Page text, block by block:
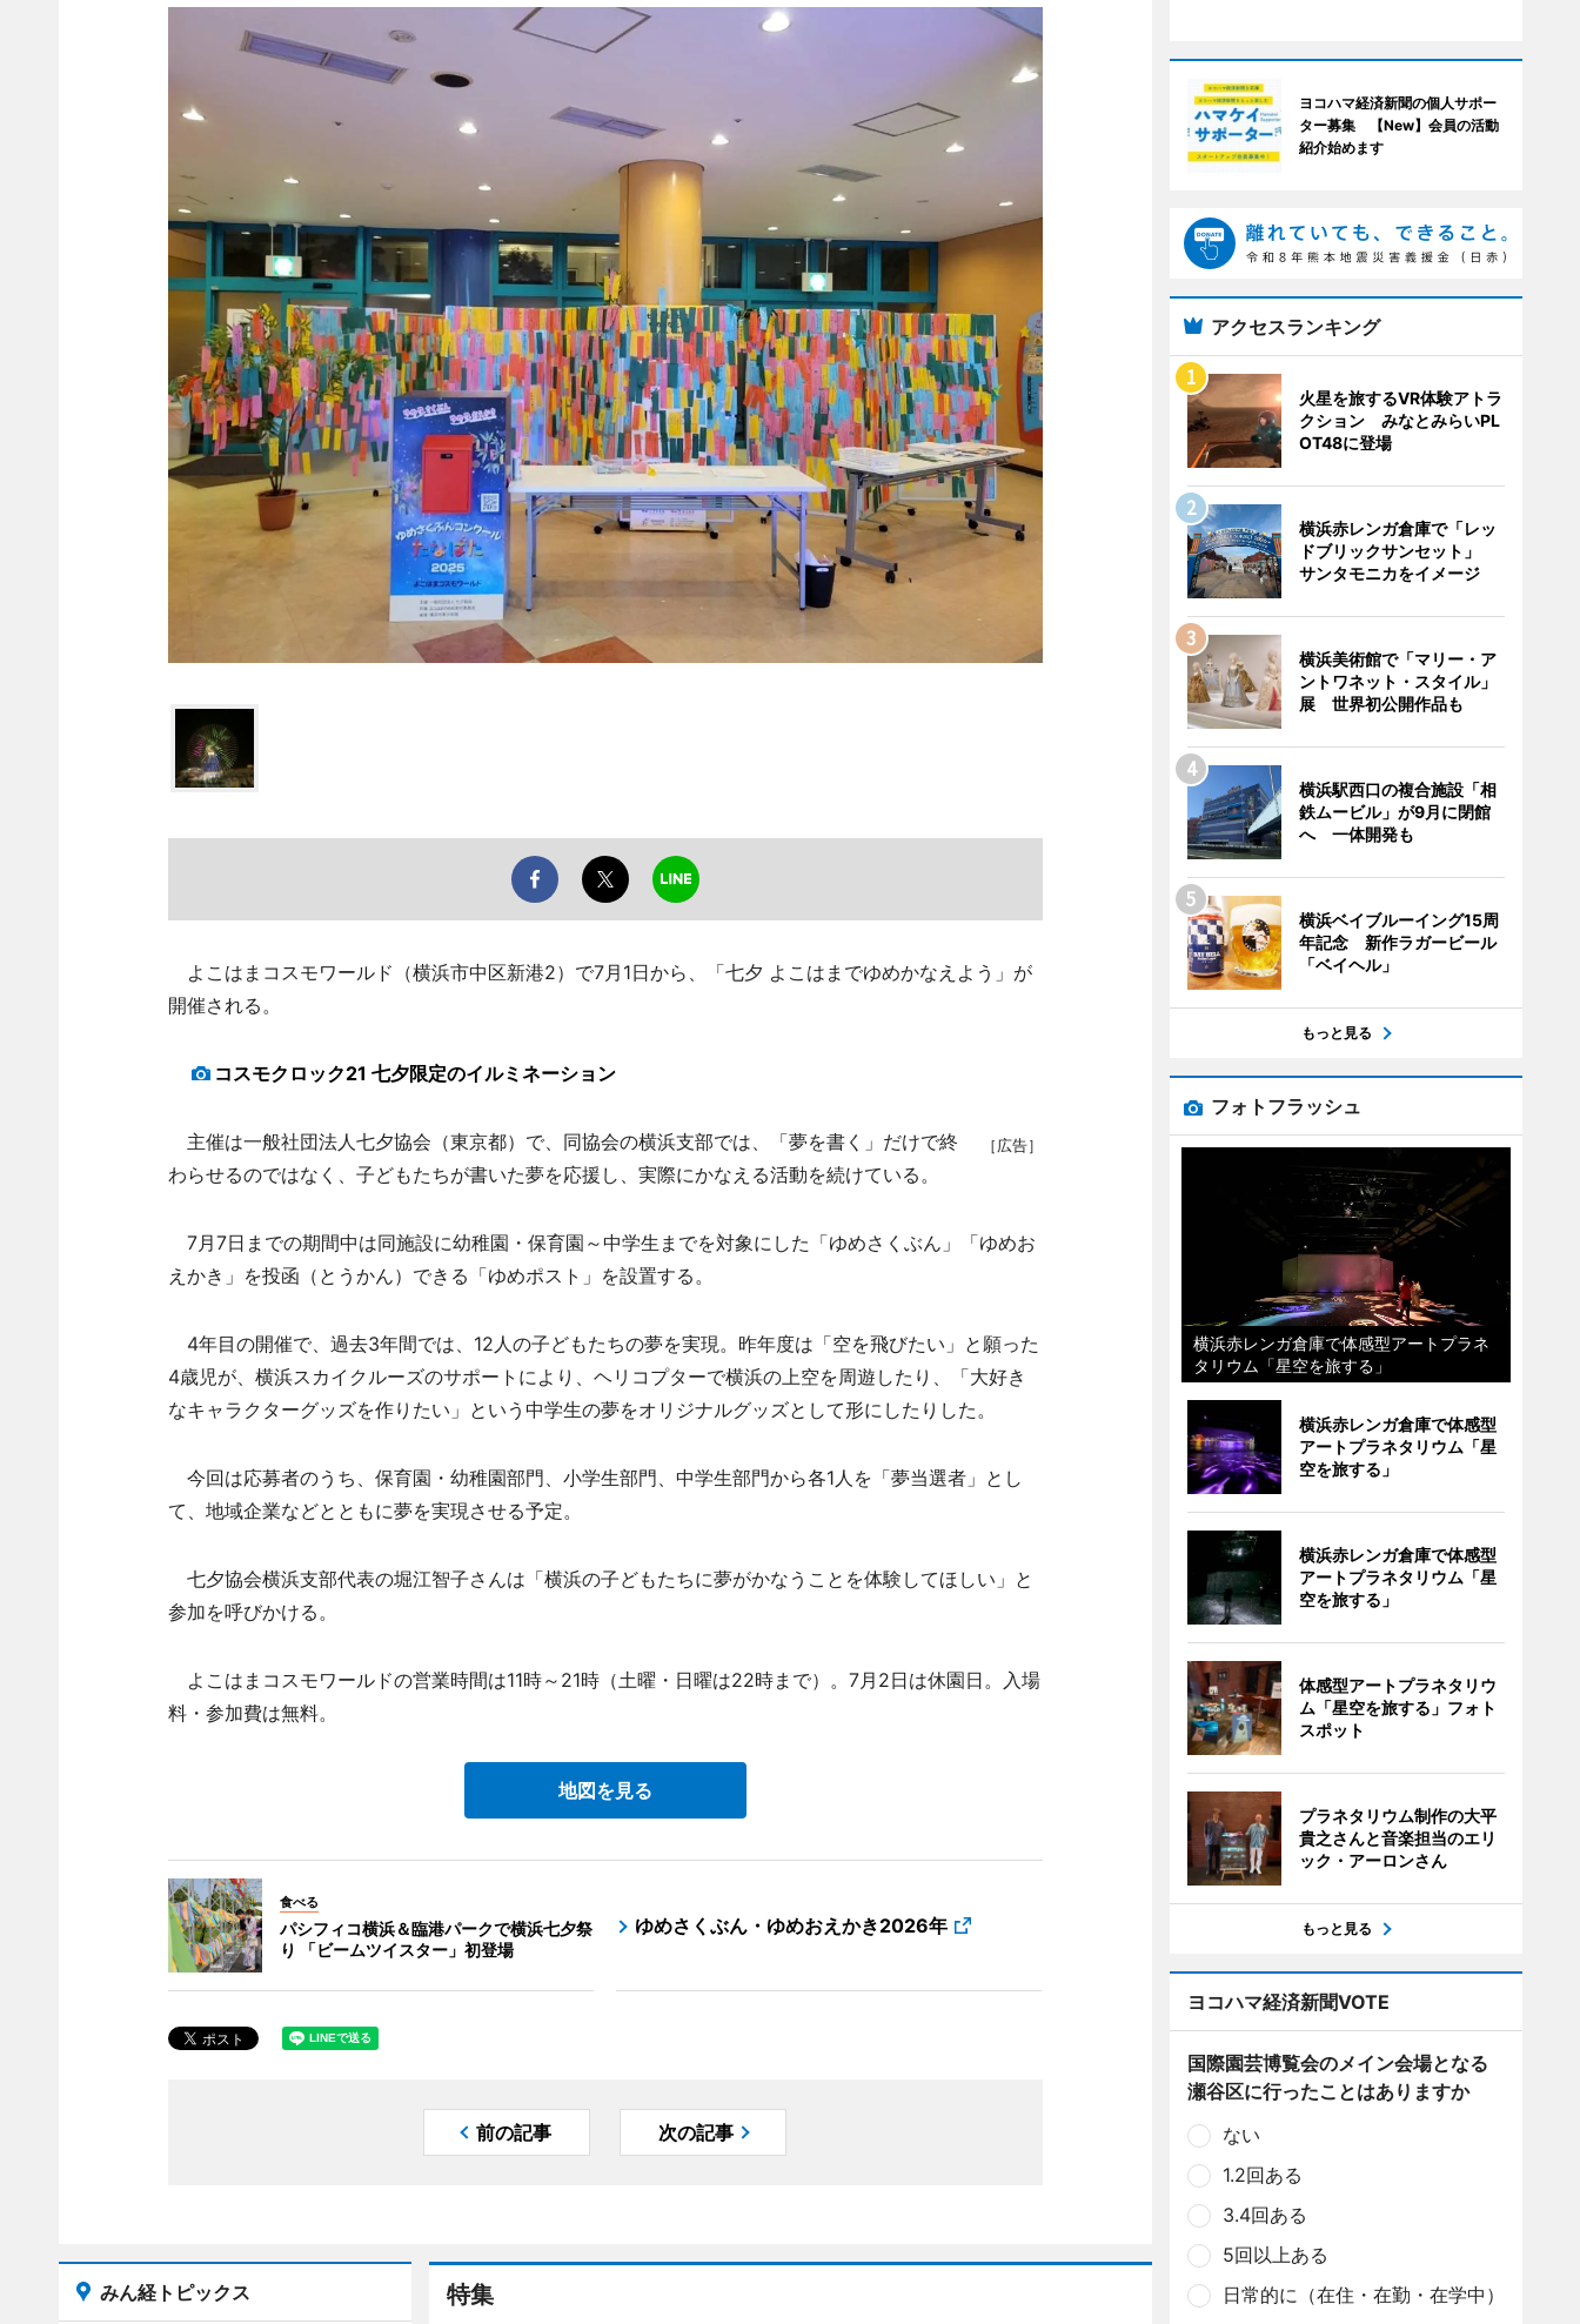
よこはまコスモワールド（横浜市中区新港2）で7月1日から、「七夕 よこはまでゆめかなえよう」が
開催される。
コスモクロック21 七夕限定のイルミネーション
［広告］
主催は一般社団法人七夕協会（東京都）で、同協会の横浜支部では、「夢を書く」だけで終
わらせるのではなく、子どもたちが書いた夢を応援し、実際にかなえる活動を続けている。
7月7日までの期間中は同施設に幼稚園・保育園～中学生までを対象にした「ゆめさくぶん」「ゆめお
えかき」を投函（とうかん）できる「ゆめポスト」を設置する。
4年目の開催で、過去3年間では、12人の子どもたちの夢を実現。昨年度は「空を飛びたい」と願った
4歳児が、横浜スカイクルーズのサポートにより、ヘリコプターで横浜の上空を周遊したり、「大好き
なキャラクターグッズを作りたい」という中学生の夢をオリジナルグッズとして形にしたりした。
今回は応募者のうち、保育園・幼稚園部門、小学生部門、中学生部門から各1人を「夢当選者」とし
て、地域企業などとともに夢を実現させる予定。
七夕協会横浜支部代表の堀江智子さんは「横浜の子どもたちに夢がかなうことを体験してほしい」と
参加を呼びかける。
よこはまコスモワールドの営業時間は11時～21時（土曜・日曜は22時まで）。7月2日は休園日。入場
料・参加費は無料。
地図を見る
食べる
パシフィコ横浜＆臨港パークで横浜七夕祭
り 「ビームツイスター」初登場
ゆめさくぶん・ゆめおえかき2026年
前の記事 次の記事
特集
みん経トピックス
ヨコハマ経済新聞の個人サポー
ター募集 【New】会員の活動
紹介始めます
アクセスランキング
火星を旅するVR体験アトラ
クション みなとみらいPL
OT48に登場
横浜赤レンガ倉庫で「レッ
ドブリックサンセット」
サンタモニカをイメージ
横浜美術館で「マリー・ア
ントワネット・スタイル」
展 世界初公開作品も
横浜駅西口の複合施設「相
鉄ムービル」が9月に閉館
へ 一体開発も
横浜ベイブルーイング15周
年記念 新作ラガービール
「ベイヘル」
もっと見る
フォトフラッシュ
横浜赤レンガ倉庫で体感型アートプラネ
タリウム「星空を旅する」
横浜赤レンガ倉庫で体感型
アートプラネタリウム「星
空を旅する」
横浜赤レンガ倉庫で体感型
アートプラネタリウム「星
空を旅する」
体感型アートプラネタリウ
ム「星空を旅する」フォト
スポット
プラネタリウム制作の大平
貴之さんと音楽担当のエリ
ック・アーロンさん
もっと見る
ヨコハマ経済新聞VOTE
国際園芸博覧会のメイン会場となる
瀬谷区に行ったことはありますか
ない
1.2回ある
3.4回ある
5回以上ある
日常的に（在住・在勤・在学中）